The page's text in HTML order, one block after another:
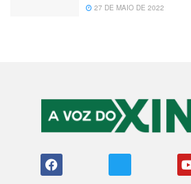
27 DE MAIO DE 2022